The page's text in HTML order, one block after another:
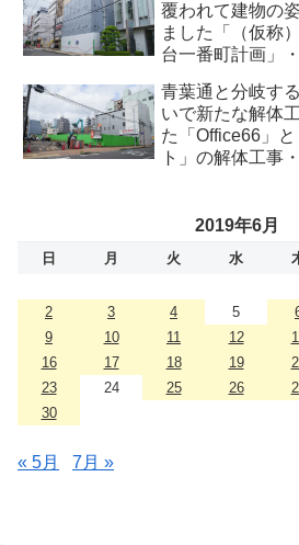
覆われて建物の
ました「（仮称
台一番町計画」
青葉通と分岐す
いで新たな解体
た「Office66」
ト」の解体工事
2019年6月
日 月 火 水
2
3 4 5
9
10 11 12
16
17 18 19
23
24 25 26
30
« 5月 7月 »